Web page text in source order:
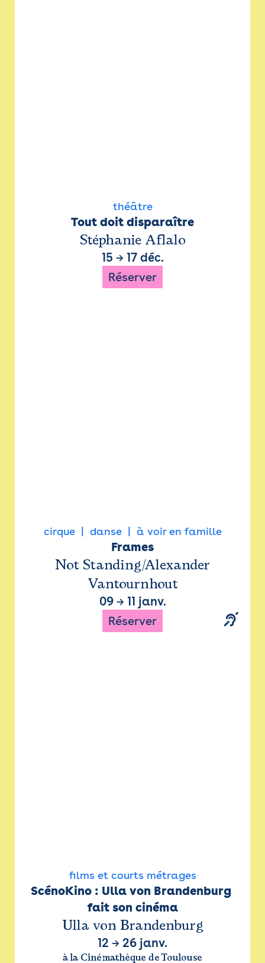
théâtre
Tout doit disparaître
Stéphanie Aflalo
15 → 17 déc.
Réserver
cirque danse à voir en famille
Frames
Not Standing/Alexander
Vantournhout
09→ 11 janv.
Réserver
films et courts métrages
ScénoKino : Ulla von Brandenburg
fait son cinéma
Ulla von Brandenburg
12 → 26 janv.
à la Cinémathèque de Toulouse